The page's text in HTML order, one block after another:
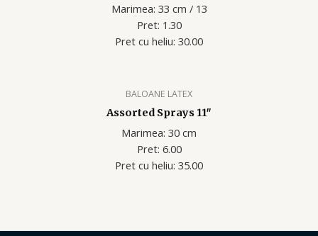
Marimea: 33 cm / 13
Pret: 1.30
Pret cu heliu: 30.00
BALOANE LATEX
Assorted Sprays 11″
Marimea: 30 cm
Pret: 6.00
Pret cu heliu: 35.00